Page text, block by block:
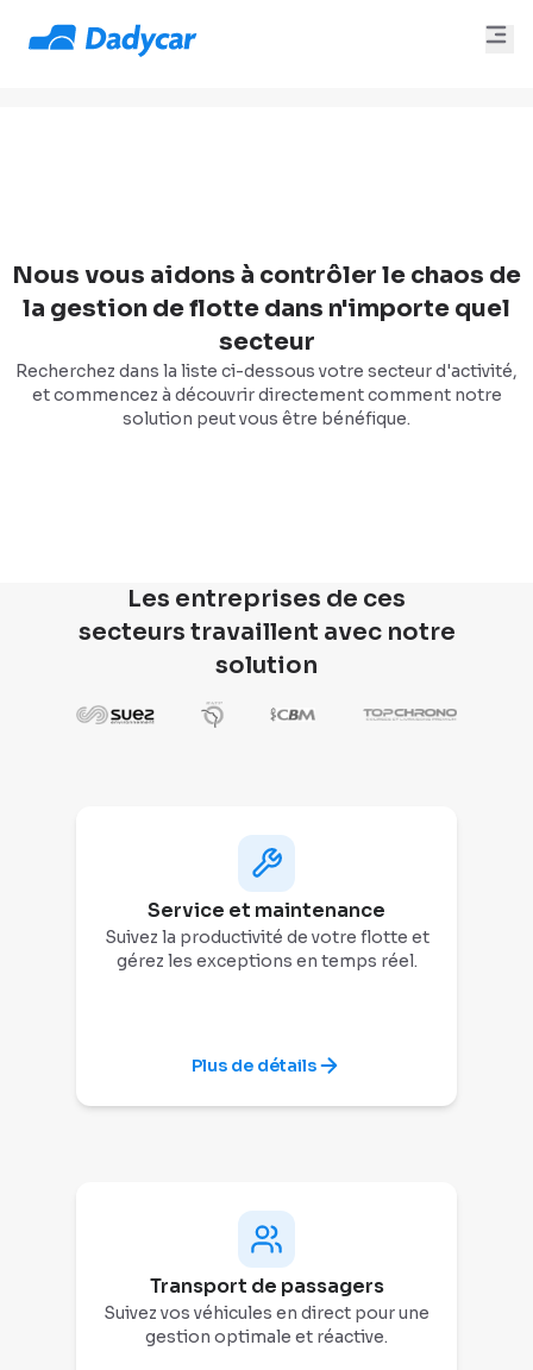
Nous vous aidons à contrôler le chaos de
la gestion de flotte dans n'importe quel
secteur
Recherchez dans la liste ci-dessous votre secteur d'activité,
et commencez à découvrir directement comment notre
solution peut vous être bénéfique.
Les entreprises de ces
secteurs travaillent avec notre
solution
Service et maintenance
Suivez la productivité de votre flotte et
gérez les exceptions en temps réel.
Plus de détails
Transport de passagers
Suivez vos véhicules en direct pour une
gestion optimale et réactive.